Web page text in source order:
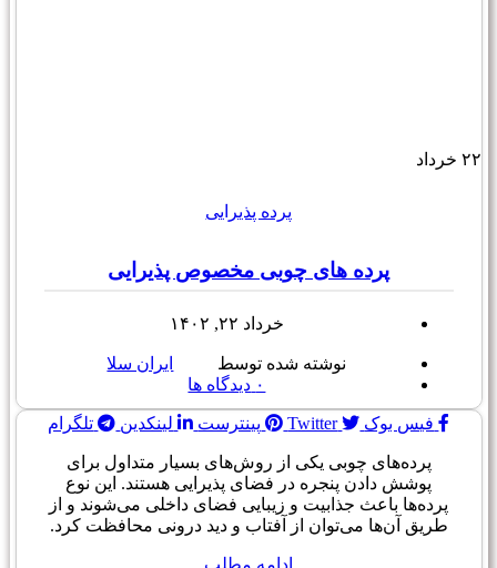
۲۲ خرداد
پرده پذیرایی
پرده های چوبی مخصوص پذیرایی
خرداد ۲۲, ۱۴۰۲
نوشته شده توسط
ایران سلا
۰ دیدگاه ها
فیس بوک Twitter پینترست لینکدین تلگرام
پرده‌های چوبی یکی از روش‌های بسیار متداول برای
پوشش دادن پنجره در فضای پذیرایی هستند. این نوع
پرده‌ها باعث جذابیت و زیبایی فضای داخلی می‌شوند و از
طریق آن‌ها می‌توان از آفتاب و دید درونی محافظت کرد.
ادامه مطلب